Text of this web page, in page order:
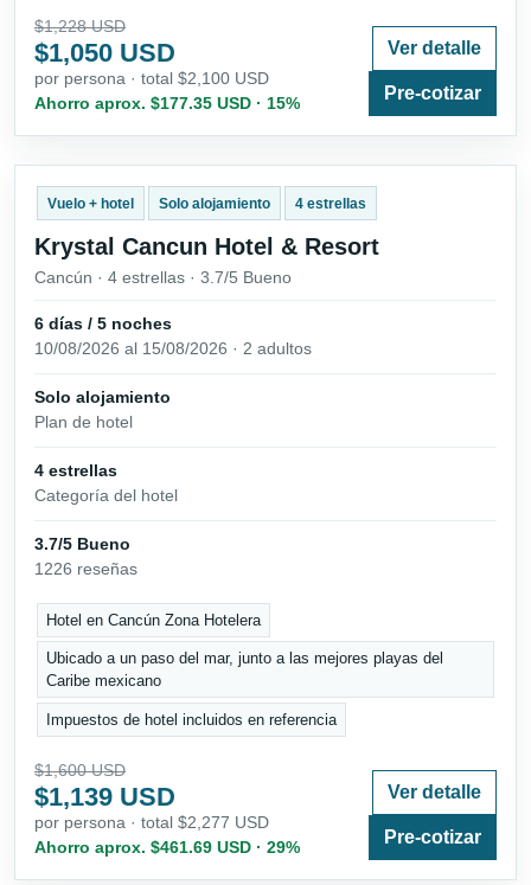
$1,228 USD
$1,050 USD
por persona · total $2,100 USD
Ahorro aprox. $177.35 USD · 15%
Ver detalle
Pre-cotizar
Vuelo + hotel Solo alojamiento 4 estrellas
Krystal Cancun Hotel & Resort
Cancún · 4 estrellas · 3.7/5 Bueno
6 días / 5 noches
10/08/2026 al 15/08/2026 · 2 adultos
Solo alojamiento
Plan de hotel
4 estrellas
Categoría del hotel
3.7/5 Bueno
1226 reseñas
Hotel en Cancún Zona Hotelera
Ubicado a un paso del mar, junto a las mejores playas del
Caribe mexicano
Impuestos de hotel incluidos en referencia
$1,600 USD
$1,139 USD
por persona · total $2,277 USD
Ahorro aprox. $461.69 USD · 29%
Ver detalle
Pre-cotizar